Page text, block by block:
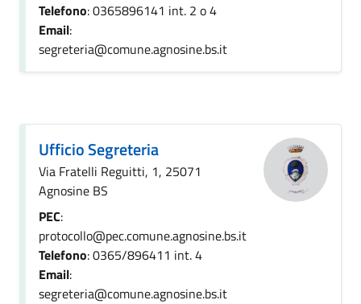
Telefono: 0365896141 int. 2 o 4
Email:
segreteria@comune.agnosine.bs.it
Ufficio Segreteria
Via Fratelli Reguitti, 1, 25071
Agnosine BS
PEC:
protocollo@pec.comune.agnosine.bs.it
Telefono: 0365/896411 int. 4
Email:
segreteria@comune.agnosine.bs.it